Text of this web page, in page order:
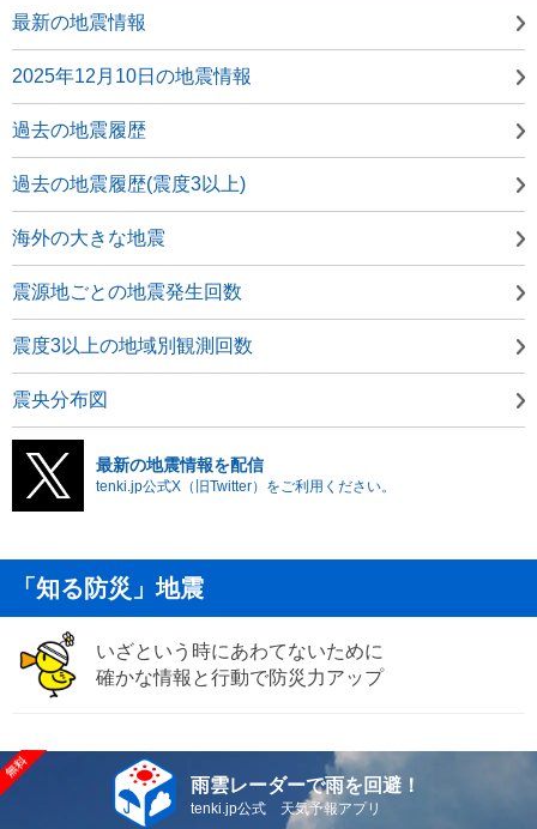
最新の地震情報
2025年12月10日の地震情報
過去の地震履歴
過去の地震履歴(震度3以上)
海外の大きな地震
震源地ごとの地震発生回数
震度3以上の地域別観測回数
震央分布図
最新の地震情報を配信
tenki.jp公式X（旧Twitter）をご利用ください。
「知る防災」地震
いざという時にあわてないために
確かな情報と行動で防災力アップ
雨雲レーダーで雨を回避！
tenki.jp公式 天気予報アプリ